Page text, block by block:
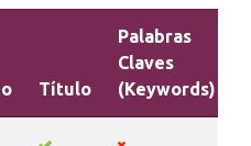
Título
Palabras
Claves
(Keywords)